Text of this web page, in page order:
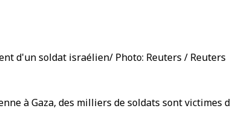
d'un soldat israélien/ Photo: Reuters / Reuters
à Gaza, des milliers de soldats sont